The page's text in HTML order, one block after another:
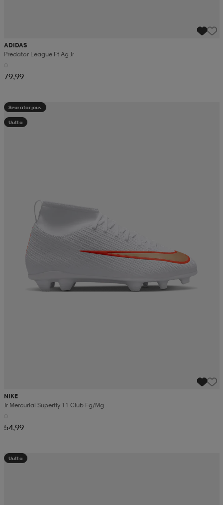
ADIDAS
Predator League Ft Ag Jr
79,99
Seuratarjous
Uutta
NIKE
Jr Mercurial Superfly 11 Club Fg/mg
54,99
Uutta